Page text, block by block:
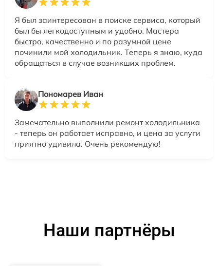
Я был заинтересован в поиске сервиса, который
был бы легкодоступным и удобно. Мастера
быстро, качественно и по разумной цене
починили мой холодильник. Теперь я знаю, куда
обращаться в случае возникших проблем.
Пономарев Иван
Замечательно выполнили ремонт холодильника
- теперь он работает исправно, и цена за услуги
приятно удивила. Очень рекомендую!
Наши партнёры